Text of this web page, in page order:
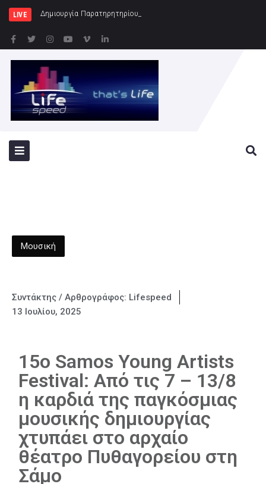
LIVE Δημιουργία Παρατηρητηρίου Έργων στην Περιφέρει
Μουσική
Συντάκτης / Αρθρογράφος: Lifespeed
13 Ιουλίου, 2025
15o Samos Young Artists
Festival: Από τις 7 – 13/8
η καρδιά της παγκόσμιας
μουσικής δημιουργίας
χτυπάει στο αρχαίο
θέατρο Πυθαγορείου στη
Σάμο